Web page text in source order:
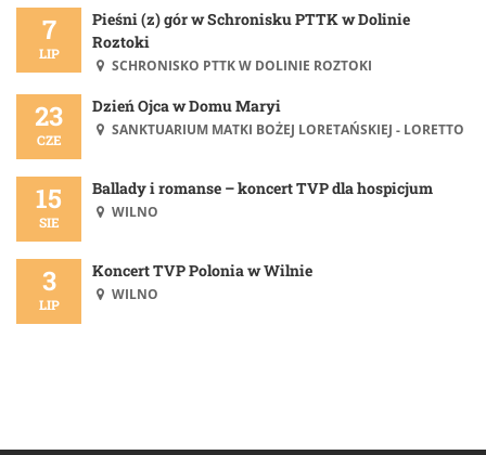
7
LIP
Pieśni (z) gór w Schronisku PTTK w Dolinie
Roztoki
SCHRONISKO PTTK W DOLINIE ROZTOKI
23
CZE
Dzień Ojca w Domu Maryi
SANKTUARIUM MATKI BOŻEJ LORETAŃSKIEJ - LORETTO
15
SIE
Ballady i romanse – koncert TVP dla hospicjum
WILNO
3
LIP
Koncert TVP Polonia w Wilnie
WILNO